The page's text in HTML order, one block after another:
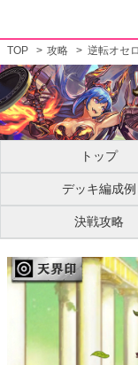
TOP 攻略 逆転オセ
トップ
デッキ編成例
決戦攻略